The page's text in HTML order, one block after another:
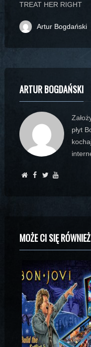
TREAT HER RIGHT
Artur Bogdański
ARTUR BOGDAŃSKI
płyt
MOŻE CI SIĘ